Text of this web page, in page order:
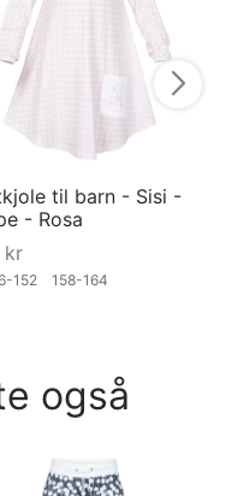
til barn - Sisi -
- Rosa
kr
152 158-164
også